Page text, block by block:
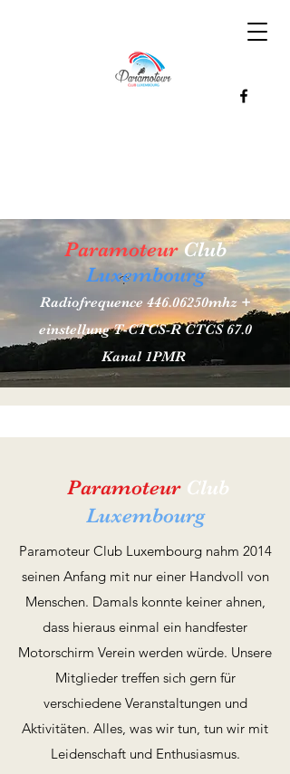
Paramoteur Club
Luxembourg
Radiofrequence 446.06250mhz +
einstellung T-CTCS-R CTCS 67.0
Kanal 1PMR
Paramoteur Club
Luxembourg
Paramoteur Club Luxembourg nahm 2014
seinen Anfang mit nur einer Handvoll von
Menschen. Damals konnte keiner ahnen,
dass hieraus einmal ein handfester
Motorschirm Verein werden würde. Unsere
Mitglieder treffen sich gern für
verschiedene Veranstaltungen und
Aktivitäten. Alles, was wir tun, tun wir mit
Leidenschaft und Enthusiasmus.